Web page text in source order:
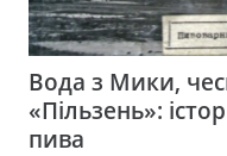
Вода з Мики,
«Пільзень»:
пива